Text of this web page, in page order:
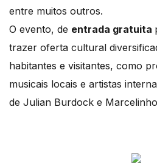
entre muitos outros.
O evento, de entrada gratuita
trazer oferta cultural
habitantes e visitantes, como
musicais locais e artistas
de Julian Burdock e